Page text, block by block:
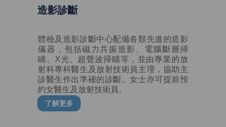
造影診斷
體檢及造影診斷中心配備各類先進的造影
儀器，包括磁力共振造影、電腦斷層掃
瞄、X光、超聲波掃瞄等，並由專業的放
射科專科醫生及放射技術員主理，協助主
診醫生作出準確的診斷。女士亦可提前預
約女醫生及放射技術員。
了解更多